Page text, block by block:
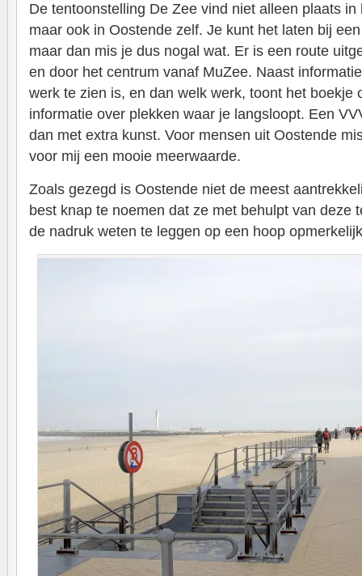
De tentoonstelling De Zee vind niet alleen plaats
maar ook in Oostende zelf. Je kunt het laten bij
maar dan mis je dus nogal wat. Er is een route
en door het centrum vanaf MuZee. Naast
werk te zien is, en dan welk werk, toont het boekje
informatie over plekken waar je langsloopt. Een
dan met extra kunst. Voor mensen uit Oostende
voor mij een mooie meerwaarde.
Zoals gezegd is Oostende niet de meest
best knap te noemen dat ze met behulpt van deze
de nadruk weten te leggen op een hoop